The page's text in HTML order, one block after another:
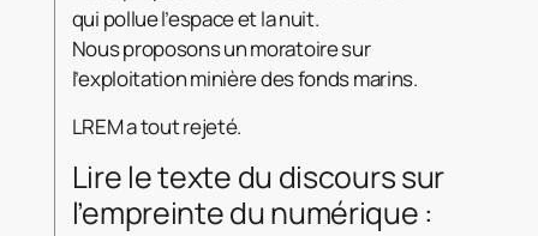
qui pollue l’espace et la nuit.
Nous proposons un moratoire sur
l’exploitation minière des fonds marins.
LREM a tout rejeté.
Lire le texte du discours sur
l’empreinte du numérique :